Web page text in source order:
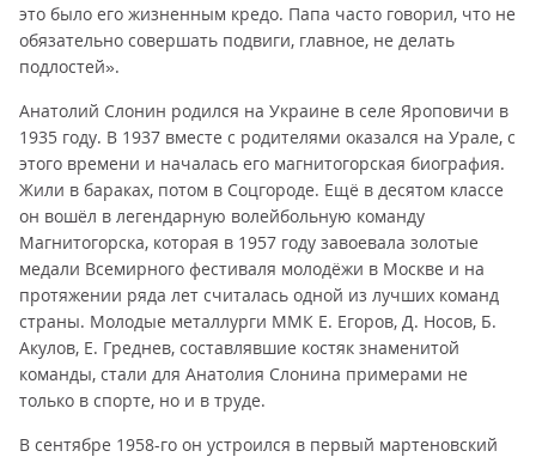
это было его жизненным кредо. Папа часто говорил, что не
обязательно совершать подвиги, главное, не делать
подлостей».
Анатолий Слонин родился на Украине в селе Яроповичи в
1935 году. В 1937 вместе с родителями оказался на Урале, с
этого времени и началась его магнитогорская биография.
Жили в бараках, потом в Соцгороде. Ещё в десятом классе
он вошёл в легендарную волейбольную команду
Магнитогорска, которая в 1957 году завоевала золотые
медали Всемирного фестиваля молодёжи в Москве и на
протяжении ряда лет считалась одной из лучших команд
страны. Молодые металлурги ММК Е. Егоров, Д. Носов, Б.
Акулов, Е. Греднев, составлявшие костяк знаменитой
команды, стали для Анатолия Слонина примерами не
только в спорте, но и в труде.
В сентябре 1958-го он устроился в первый мартеновский